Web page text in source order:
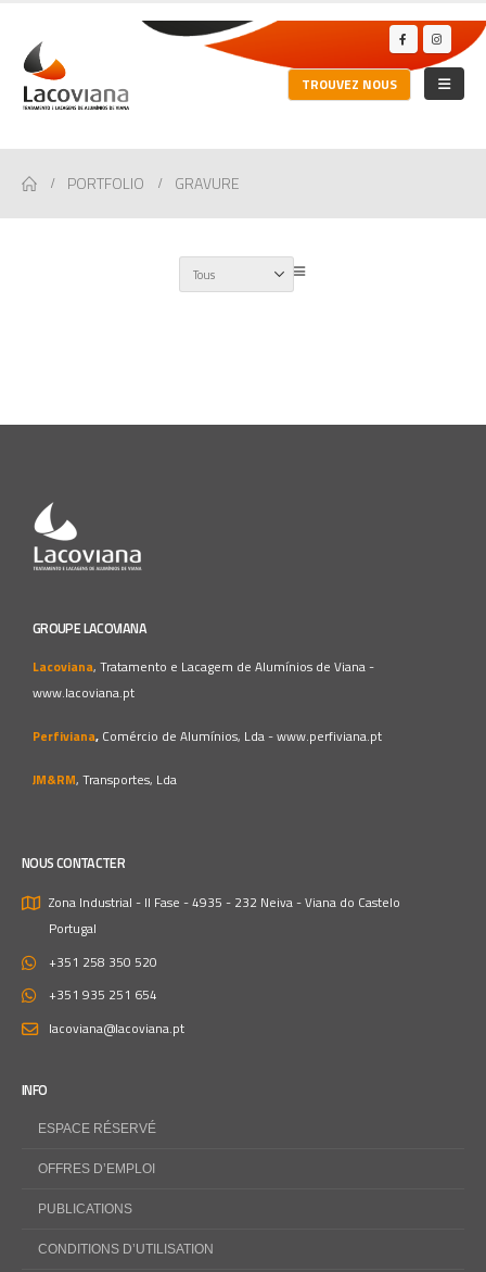
TROUVEZ NOUS
PORTFOLIO GRAVURE
GROUPE LACOVIANA
Lacoviana, Tratamento e Lacagem de Alumínios de Viana -
www.lacoviana.pt
Perfiviana, Comércio de Alumínios, Lda -www.perfiviana.pt
JM&RM, Transportes, Lda
NOUS CONTACTER
Zona Industrial - II Fase - 4935 - 232 Neiva - Viana do Castelo
Portugal
+351 258 350 520
+351 935 251 654
lacoviana@lacoviana.pt
INFO
ESPACE RÉSERVÉ
OFFRES D’EMPLOI
PUBLICATIONS
CONDITIONS D’UTILISATION